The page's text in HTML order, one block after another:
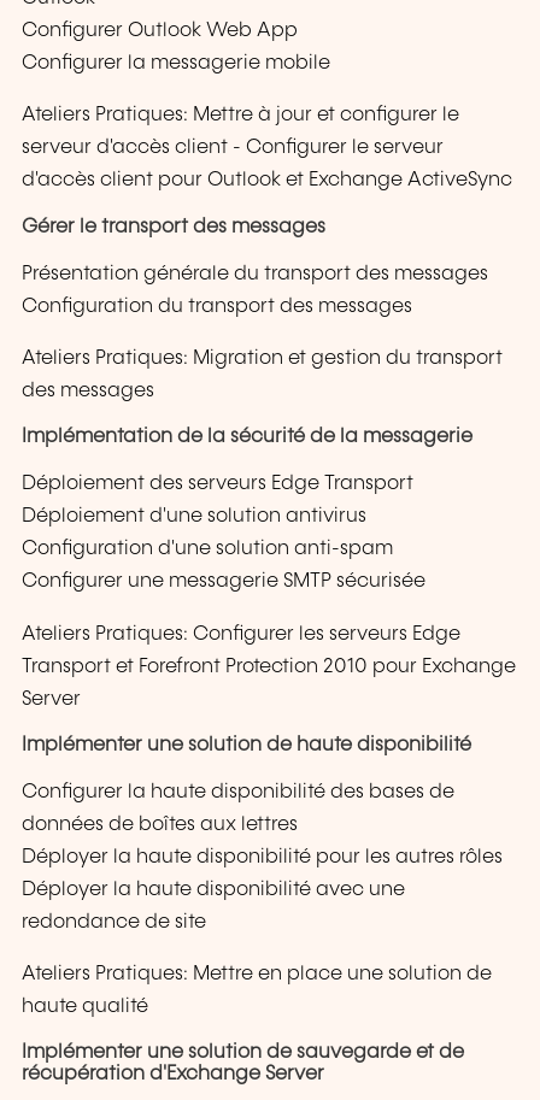
Configurer Outlook Web App
Configurer la messagerie mobile
Ateliers Pratiques: Mettre à jour et configurer le
serveur d'accès client - Configurer le serveur
d'accès client pour Outlook et Exchange ActiveSync
Gérer le transport des messages
Présentation générale du transport des messages
Configuration du transport des messages
Ateliers Pratiques: Migration et gestion du transport
des messages
Implémentation de la sécurité de la messagerie
Déploiement des serveurs Edge Transport
Déploiement d'une solution antivirus
Configuration d'une solution anti-spam
Configurer une messagerie SMTP sécurisée
Ateliers Pratiques: Configurer les serveurs Edge
Transport et Forefront Protection 2010 pour Exchange
Server
Implémenter une solution de haute disponibilité
Configurer la haute disponibilité des bases de
données de boîtes aux lettres
Déployer la haute disponibilité pour les autres rôles
Déployer la haute disponibilité avec une
redondance de site
Ateliers Pratiques: Mettre en place une solution de
haute qualité
Implémenter une solution de sauvegarde et de
récupération d'Exchange Server